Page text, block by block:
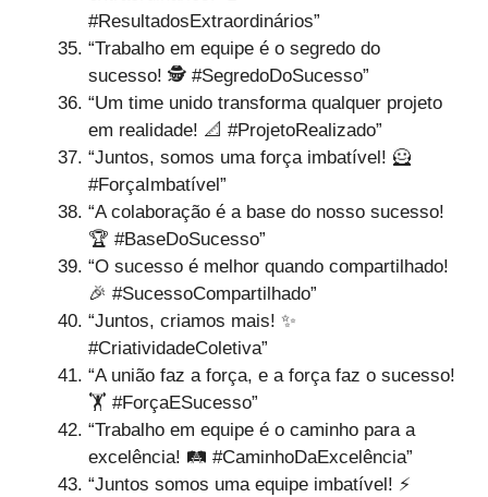
#ResultadosExtraordinários”
“Trabalho em equipe é o segredo do
sucesso! 🕵️ #SegredoDoSucesso”
“Um time unido transforma qualquer projeto
em realidade! 📐 #ProjetoRealizado”
“Juntos, somos uma força imbatível! 🦸
#ForçaImbatível”
“A colaboração é a base do nosso sucesso!
🏆 #BaseDoSucesso”
“O sucesso é melhor quando compartilhado!
🎉 #SucessoCompartilhado”
“Juntos, criamos mais! ✨
#CriatividadeColetiva”
“A união faz a força, e a força faz o sucesso!
🏋️ #ForçaESucesso”
“Trabalho em equipe é o caminho para a
excelência! 🛤️ #CaminhoDaExcelência”
“Juntos somos uma equipe imbatível! ⚡